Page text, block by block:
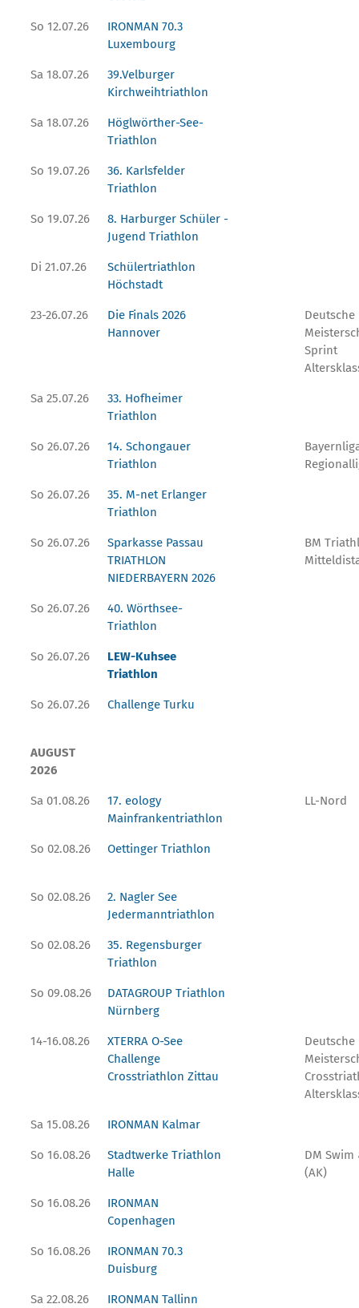
So 12.07.26
IRONMAN 70.3
Luxembourg
Sa 18.07.26
39.Velburger
Kirchweihtriathlon
Sa 18.07.26
Höglwörther-See-
Triathlon
So 19.07.26
36. Karlsfelder
Triathlon
So 19.07.26
8. Harburger Schüler -
Jugend Triathlon
Di 21.07.26
Schülertriathlon
Höchstadt
23-26.07.26
Die Finals 2026
Hannover
Deutsche
Sprint
Sa 25.07.26
33. Hofheimer
Triathlon
So 26.07.26
14. Schongauer
Triathlon
So 26.07.26
35. M-net Erlanger
Triathlon
So 26.07.26
Sparkasse Passau
TRIATHLON
NIEDERBAYERN 2026
BM
So 26.07.26
40. Wörthsee-
Triathlon
So 26.07.26
LEW-Kuhsee
Triathlon
So 26.07.26 Challenge Turku
AUGUST
2026
Sa 01.08.26
17. eology
Mainfrankentriathlon
LL-Nord
So 02.08.26 Oettinger Triathlon
So 02.08.26
2. Nagler See
Jedermanntriathlon
So 02.08.26
35. Regensburger
Triathlon
So 09.08.26
DATAGROUP Triathlon
Nürnberg
14-16.08.26
XTERRA O-See
Challenge
Crosstriathlon Zittau
Deutsche
Sa 15.08.26 IRONMAN Kalmar
So 16.08.26
Stadtwerke Triathlon
Halle
DM Swim
(AK)
So 16.08.26
IRONMAN
Copenhagen
So 16.08.26
IRONMAN 70.3
Duisburg
Sa 22.08.26 IRONMAN Tallinn